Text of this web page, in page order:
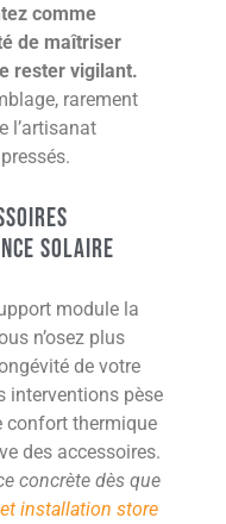
comme
de maîtriser
rester vigilant.
rarement
l’artisanat
solaire
module la
n’osez plus
de votre
interventions pèse
confort thermique
des accessoires.
concrète dès que
installation store